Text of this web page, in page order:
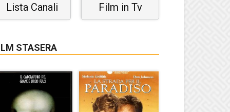
Lista Canali Film in Tv
STASERA